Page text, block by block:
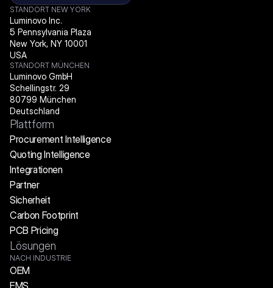
STANDORT NEW YORK
Luminovo Inc.
5 Pennsylvania Plaza
New York, NY 10001
USA
STANDORT MÜNCHEN
Luminovo GmbH
Schellingstr. 29
80799 München
Deutschland
Plattform
Procurement Intelligence
Quoting Intelligence
Integrationen
Partner
Sicherheit
Carbon Footprint
PCB Pricing
Lösungen
NACH INDUSTRIE
OEM